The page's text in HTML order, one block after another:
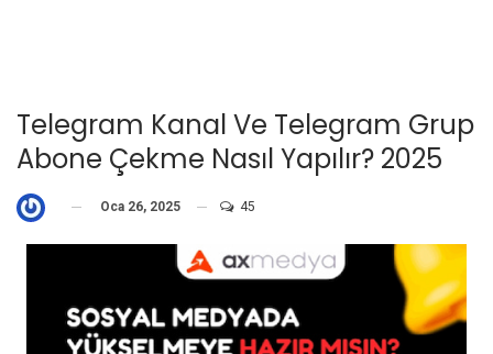
Telegram Kanal Ve Telegram Grup
Abone Çekme Nasıl Yapılır? 2025
Oca 26, 2025 45